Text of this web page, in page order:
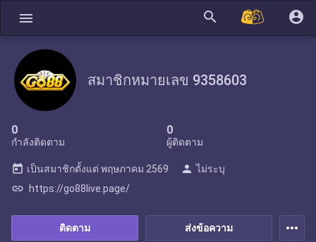
menu search account_circle
สมาชิกหมายเลข 9358603
0
กำลังติดตาม
0
ผู้ติดตาม
ส่งข้อความ
ติดตาม
today เป็นสมาชิกตั้งแต่ พฤษภาคม 2569 person ไม่ระบุ
link https://go88live.page/
more_horiz